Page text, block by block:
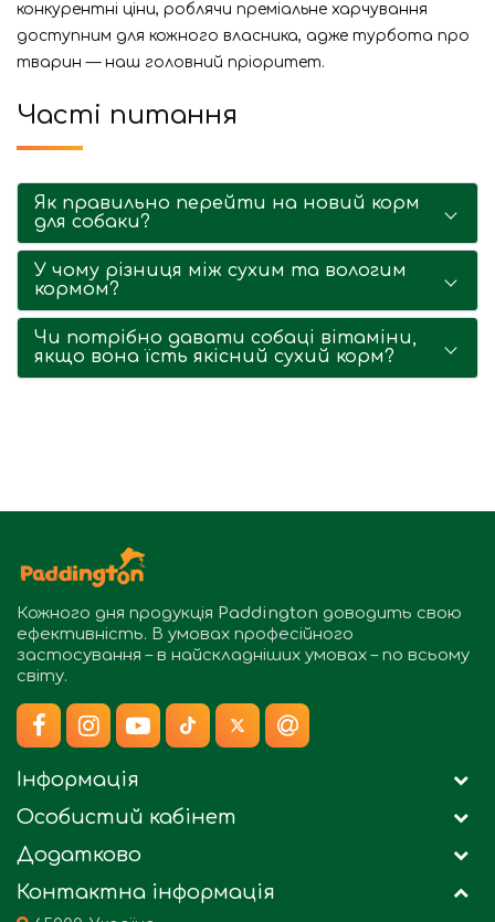
конкурентні ціни, роблячи преміальне харчування
доступним для кожного власника, адже турбота про
тварин — наш головний пріоритет.
Часті питання
Як правильно перейти на новий корм
для собаки?
У чому різниця між сухим та вологим
кормом?
Чи потрібно давати собаці вітаміни,
якщо вона їсть якісний сухий корм?
Кожного дня продукція Paddington доводить свою
ефективність. В умовах професійного
застосування – в найскладніших умовах – по всьому
світу.
Інформація
Особистий кабінет
Додатково
Контактна інформація